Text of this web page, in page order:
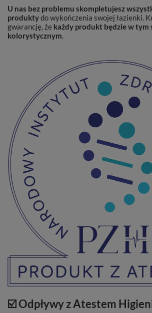
U nas bez problemu skompletujesz
produktydo wykończenia swojej łazienki.
gwarancję, że każdy produkt będzie w tym
kolorystycznym.
☑️ Odpływy z Atestem